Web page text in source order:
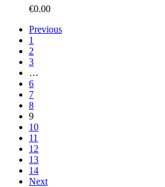
€0.00
Previous
1
2
3
…
6
7
8
9
10
11
12
13
14
Next